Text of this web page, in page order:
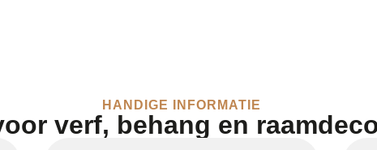
HANDIGE INFORMATIE
verf, behang en